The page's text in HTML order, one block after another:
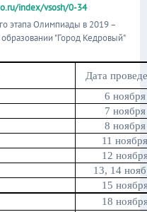
index/vsosh/0-34
этапа Олимпиады в 2019 –
"Город Кедровый"
Дата
6 ноября
7 ноября
8 ноября
11
12
13, 14
15
18